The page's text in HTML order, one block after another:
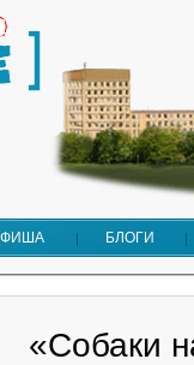
БЛОГИ
«Собаки